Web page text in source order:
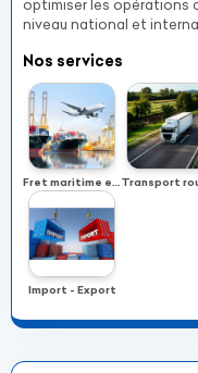
optimiser les opérations
niveau national et
Nos services
Fret maritime et aérien
Import - Export